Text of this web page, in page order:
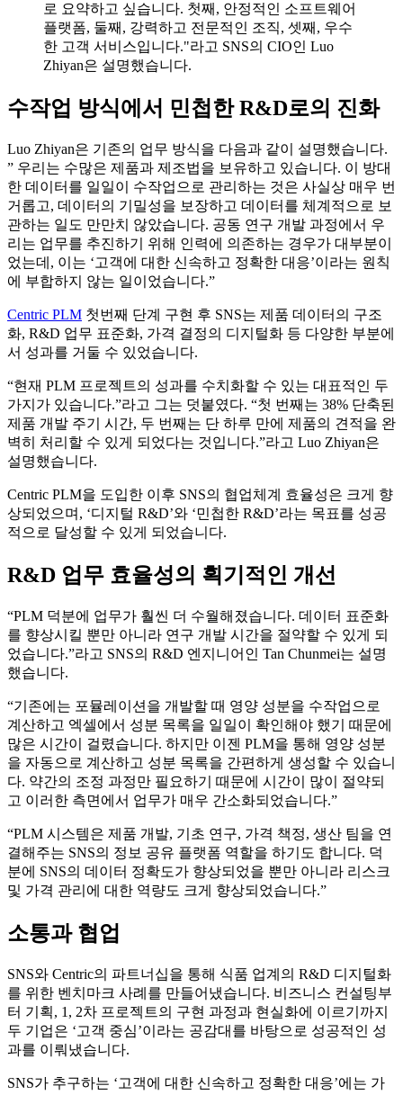
로 요약하고 싶습니다. 첫째, 안정적인 소프트웨어
플랫폼, 둘째, 강력하고 전문적인 조직, 셋째, 우수
한 고객 서비스입니다."라고 SNS의 CIO인 Luo
Zhiyan은 설명했습니다.
수작업 방식에서 민첩한 R&D로의 진화
Luo Zhiyan은 기존의 업무 방식을 다음과 같이 설명했습니다.
” 우리는 수많은 제품과 제조법을 보유하고 있습니다. 이 방대
한 데이터를 일일이 수작업으로 관리하는 것은 사실상 매우 번
거롭고, 데이터의 기밀성을 보장하고 데이터를 체계적으로 보
관하는 일도 만만치 않았습니다. 공동 연구 개발 과정에서 우
리는 업무를 추진하기 위해 인력에 의존하는 경우가 대부분이
었는데, 이는 ‘고객에 대한 신속하고 정확한 대응’이라는 원칙
에 부합하지 않는 일이었습니다.”
Centric PLM 첫번째 단계 구현 후 SNS는 제품 데이터의 구조
화, R&D 업무 표준화, 가격 결정의 디지털화 등 다양한 부분에
서 성과를 거둘 수 있었습니다.
“현재 PLM 프로젝트의 성과를 수치화할 수 있는 대표적인 두
가지가 있습니다.”라고 그는 덧붙였다. “첫 번째는 38% 단축된
제품 개발 주기 시간, 두 번째는 단 하루 만에 제품의 견적을 완
벽히 처리할 수 있게 되었다는 것입니다.”라고 Luo Zhiyan은
설명했습니다.
Centric PLM을 도입한 이후 SNS의 협업체계 효율성은 크게 향
상되었으며, ‘디지털 R&D’와 ‘민첩한 R&D’라는 목표를 성공
적으로 달성할 수 있게 되었습니다.
R&D 업무 효율성의 획기적인 개선
“PLM 덕분에 업무가 훨씬 더 수월해졌습니다. 데이터 표준화
를 향상시킬 뿐만 아니라 연구 개발 시간을 절약할 수 있게 되
었습니다.”라고 SNS의 R&D 엔지니어인 Tan Chunmei는 설명
했습니다.
“기존에는 포뮬레이션을 개발할 때 영양 성분을 수작업으로
계산하고 엑셀에서 성분 목록을 일일이 확인해야 했기 때문에
많은 시간이 걸렸습니다. 하지만 이젠 PLM을 통해 영양 성분
을 자동으로 계산하고 성분 목록을 간편하게 생성할 수 있습니
다. 약간의 조정 과정만 필요하기 때문에 시간이 많이 절약되
고 이러한 측면에서 업무가 매우 간소화되었습니다.”
“PLM 시스템은 제품 개발, 기초 연구, 가격 책정, 생산 팀을 연
결해주는 SNS의 정보 공유 플랫폼 역할을 하기도 합니다. 덕
분에 SNS의 데이터 정확도가 향상되었을 뿐만 아니라 리스크
및 가격 관리에 대한 역량도 크게 향상되었습니다.”
소통과 협업
SNS와 Centric의 파트너십을 통해 식품 업계의 R&D 디지털화
를 위한 벤치마크 사례를 만들어냈습니다. 비즈니스 컨설팅부
터 기획, 1, 2차 프로젝트의 구현 과정과 현실화에 이르기까지
두 기업은 ‘고객 중심’이라는 공감대를 바탕으로 성공적인 성
과를 이뤄냈습니다.
SNS가 추구하는 ‘고객에 대한 신속하고 정확한 대응’에는 가